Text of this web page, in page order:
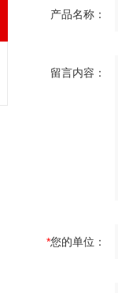
产品名称：
留言内容：
*您的单位：